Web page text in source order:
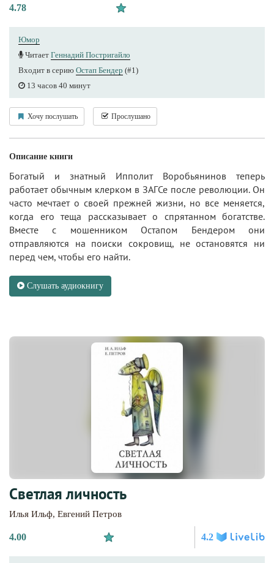
4.78
Юмор
Читает Геннадий Постригайло
Входит в серию Остап Бендер (#1)
13 часов 40 минут
Хочу послушать Прослушано
Описание книги
Богатый и знатный Ипполит Воробьянинов теперь
работает обычным клерком в ЗАГСе после революции. Он
часто мечтает о своей прежней жизни, но все меняется,
когда его теща рассказывает о спрятанном богатстве.
Вместе с мошенником Остапом Бендером они
отправляются на поиски сокровищ, не остановятся ни
перед чем, чтобы его найти.
Слушать аудиокнигу
Светлая личность
Илья Ильф, Евгений Петров
4.00 4.2